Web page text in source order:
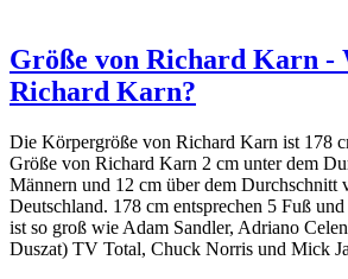
Größe von Richard Karn -
Richard Karn?
Die Körpergröße von Richard Karn ist 178
Größe von Richard Karn 2 cm unter dem
Männern und 12 cm über dem Durchschnitt
Deutschland. 178 cm entsprechen 5 Fuß
ist so groß wie Adam Sandler, Adriano
Duszat) TV Total, Chuck Norris und Mick